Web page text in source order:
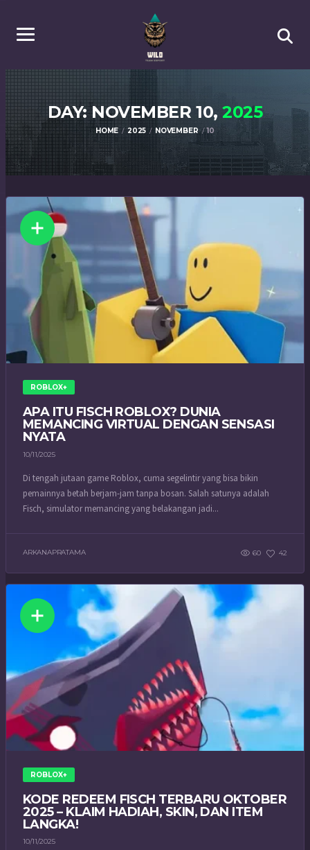
DAY: NOVEMBER 10,2025
HOME 2025 NOVEMBER 10
ROBLOX+
APA ITU FISCH ROBLOX? DUNIA
MEMANCING VIRTUAL DENGAN SENSASI
NYATA
10/11/2025
Di tengah jutaan game Roblox, cuma segelintir yang bisa bikin
pemainnya betah berjam-jam tanpa bosan. Salah satunya adalah
Fisch, simulator memancing yang belakangan jadi...
ARKANAPRATAMA 60 42
ROBLOX+
KODE REDEEM FISCH TERBARU OKTOBER
2025 – KLAIM HADIAH, SKIN, DAN ITEM
LANGKA!
10/11/2025